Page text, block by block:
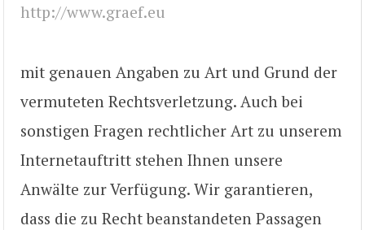
http://www.graef.eu
mit genauen Angaben zu Art und Grund der
vermuteten Rechtsverletzung. Auch bei
sonstigen Fragen rechtlicher Art zu unserem
Internetauftritt stehen Ihnen unsere
Anwälte zur Verfügung. Wir garantieren,
dass die zu Recht beanstandeten Passagen